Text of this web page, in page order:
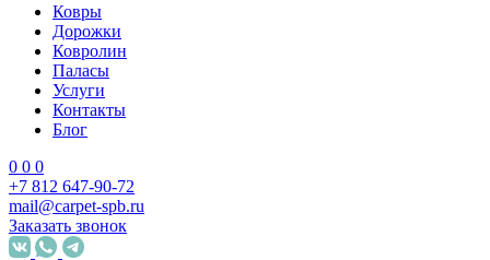
Ковры
Дорожки
Ковролин
Паласы
Услуги
Контакты
Блог
0 0 0
+7 812 647-90-72
mail@carpet-spb.ru
Заказать звонок